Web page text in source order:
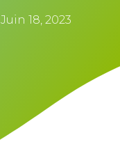
Juin 18, 2023